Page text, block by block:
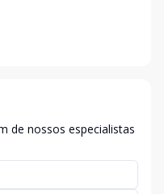
de nossos especialistas